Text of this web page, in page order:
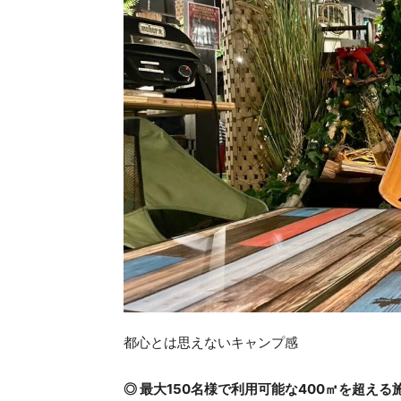
都心とは思えないキャンプ感
◎ 最大150名様で利用可能な400㎡を超える